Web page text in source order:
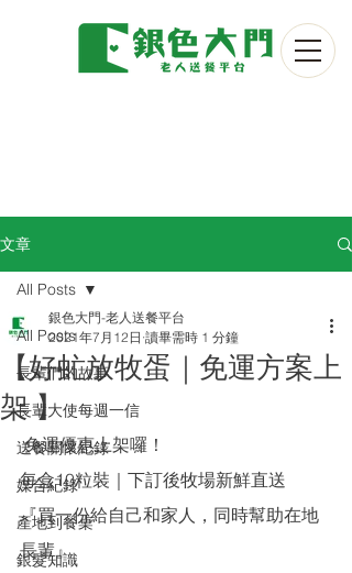
文章
All Posts
長輩們的故事
長輩大使每週一信
送餐關懷紀錄
媒合紀錄
產地到餐桌
銀髮知識
All Posts
【好虻放牧蛋｜免運方案上
架 】
銀色大門-老人送餐平台
2021年7月12日 讀畢需時 1 分鐘
免運優惠上架囉！
每盒10粒裝｜下訂後牧場新鮮直送
『買一份給自己和家人，同時幫助在地
長輩』